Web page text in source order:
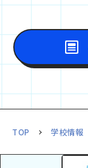
TOP 学校情報